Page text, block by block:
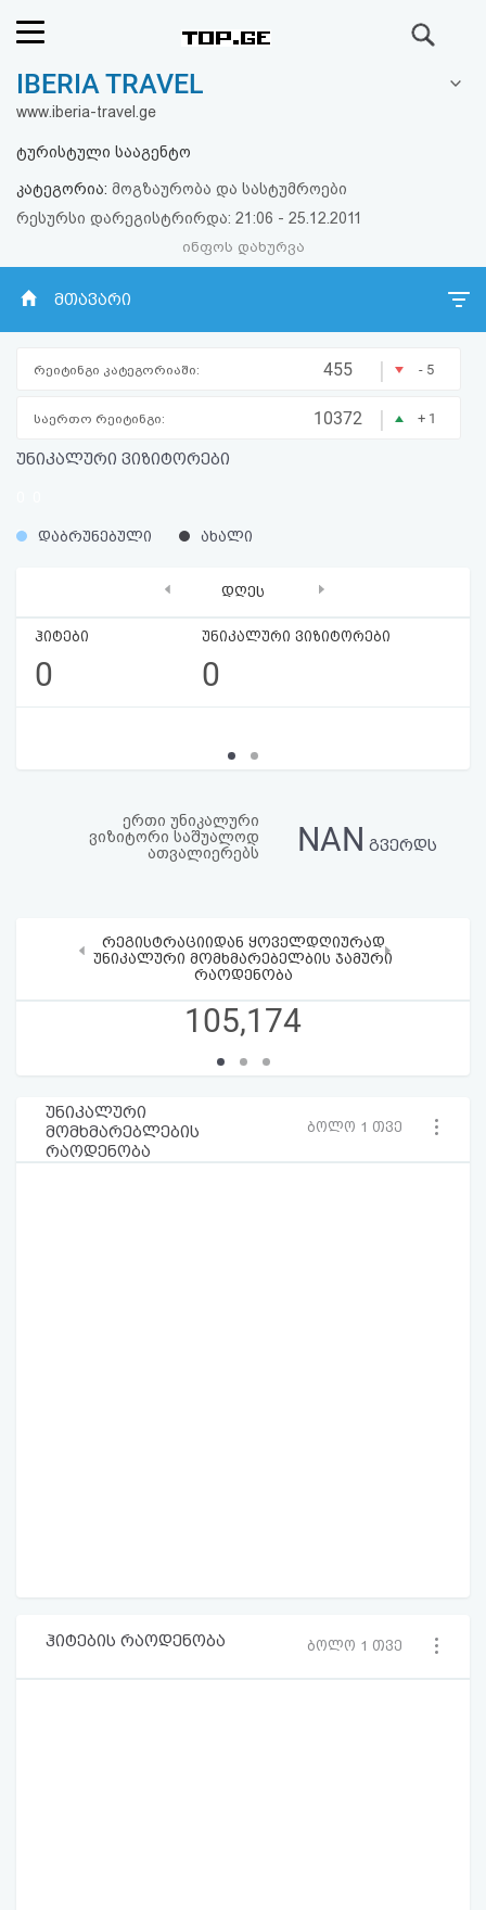
რეიტინგი
ფოსტა
პასუხი
პაროლის
სალიცენზიო
IBERIA TRAVEL
www.iberia-travel.ge
ტურისტული სააგენტო
კატეგორია: მოგზაურობა და სასტუმროები
რესურსი დარეგისტრირდა: 21:06 - 25.12.2011
ინფოს დახურვა
მთავარი
რეიტინგი კატეგორიაში: 455 | - 5
საერთო რეიტინგი: 10372 | + 1
უნიკალური ვიზიტორები
%
% დაბრუნებული ახალი
დღეს
ჰიტები
0
უნიკალური ვიზიტორები
0
‹ ›
ერთი უნიკალური
ვიზიტორი საშუალოდ
ათვალიერებს
NAN გვერდს
რეგისტრაციიდან ყოველდღიურად
უნიკალური მომხმარებელბის ჯამური
რაოდენობა
105,174
‹ ›
უნიკალური
მომხმარებლების
რაოდენობა
ბოლო 1 თვე
ჰიტების რაოდენობა ბოლო 1 თვე